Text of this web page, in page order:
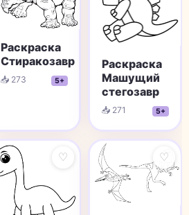
Раскраска
Стиракозавр
📥 273 5+
Раскраска
Машущий
стегозавр
📥 271 5+
♡ ♡